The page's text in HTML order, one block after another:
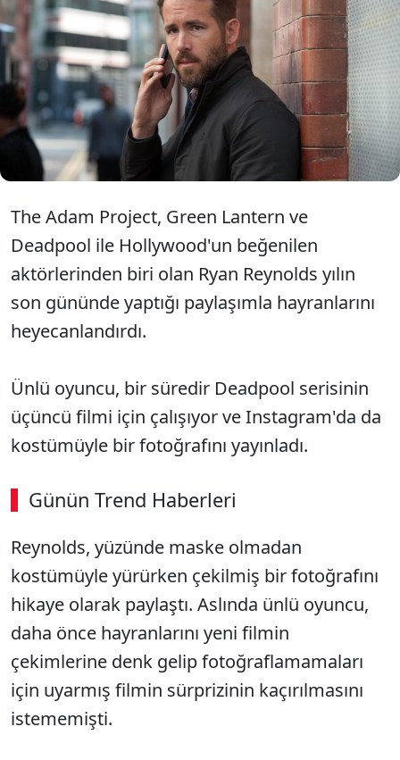
Ünlü oyuncu Ryan Reynolds, Deadpool
serisinin son filmi için çekimlere devam
ederken yaptığı paylaşımla hayranlarını
heyecanlandırdı.
The Adam Project, Green Lantern ve
Deadpool ile Hollywood'un beğenilen
aktörlerinden biri olan Ryan Reynolds yılın
son gününde yaptığı paylaşımla hayranlarını
heyecanlandırdı.
Ünlü oyuncu, bir süredir Deadpool serisinin
üçüncü filmi için çalışıyor ve Instagram'da da
kostümüyle bir fotoğrafını yayınladı.
Günün Trend Haberleri
00:02 / 09:08
Reynolds, yüzünde maske olmadan
kostümüyle yürürken çekilmiş bir fotoğrafını
hikaye olarak paylaştı. Aslında ünlü oyuncu,
daha önce hayranlarını yeni filmin
çekimlerine denk gelip fotoğraflamamaları
için uyarmış filmin sürprizinin kaçırılmasını
istememişti.